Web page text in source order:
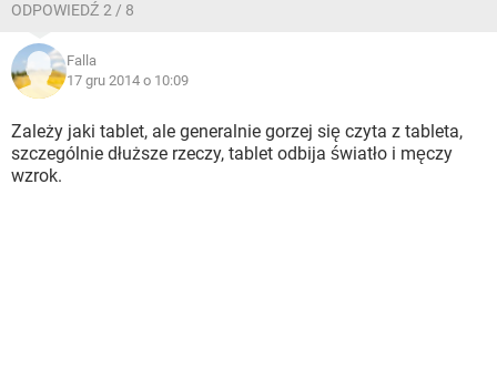
ODPOWIEDŹ 2 / 8
Falla
17 gru 2014 o 10:09
Zależy jaki tablet, ale generalnie gorzej się czyta z tableta,
szczególnie dłuższe rzeczy, tablet odbija światło i męczy
wzrok.